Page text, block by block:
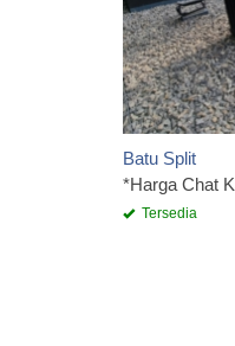
Batu Split
*Harga Chat
Tersedia